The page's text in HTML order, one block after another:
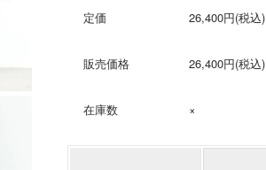
定価 26,400円(税込)
販売価格 26,400円(税込)
在庫数 ×